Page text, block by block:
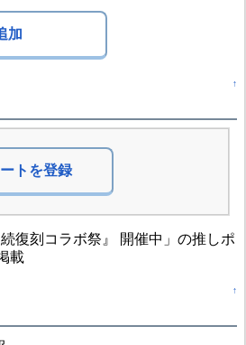
加
↑
トを登録
復刻コラボ祭』 開催中」の推しポ
載
↑